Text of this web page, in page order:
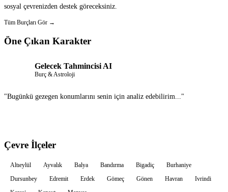
sosyal çevrenizden destek göreceksiniz.
Tüm Burçları Gör →
Öne Çıkan Karakter
Gelecek Tahmincisi AI
Burç & Astroloji
"Bugünkü gezegen konumlarını senin için analiz edebilirim..."
Çevre İlçeler
Altıeylül Ayvalık Balya Bandırma Bigadiç
Burhaniye
Dursunbey
Edremit Erdek Gömeç Gönen Havran
Ivrindi